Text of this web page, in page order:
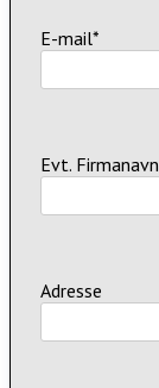
E-mail*
Evt. Firmanavn
Adresse